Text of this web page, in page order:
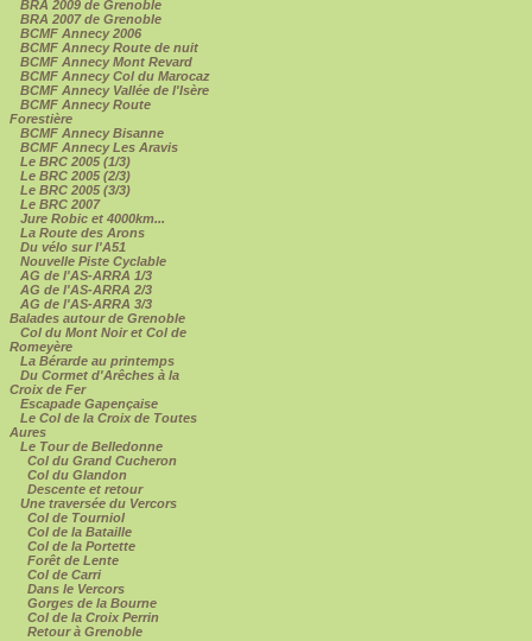
BRA 2009 de Grenoble
BRA 2007 de Grenoble
BCMF Annecy 2006
BCMF Annecy Route de nuit
BCMF Annecy Mont Revard
BCMF Annecy Col du Marocaz
BCMF Annecy Vallée de l'Isère
BCMF Annecy Route
Forestière
BCMF Annecy Bisanne
BCMF Annecy Les Aravis
Le BRC 2005 (1/3)
Le BRC 2005 (2/3)
Le BRC 2005 (3/3)
Le BRC 2007
Jure Robic et 4000km...
La Route des Arons
Du vélo sur l'A51
Nouvelle Piste Cyclable
AG de l'AS-ARRA 1/3
AG de l'AS-ARRA 2/3
AG de l'AS-ARRA 3/3
Balades autour de Grenoble
Col du Mont Noir et Col de
Romeyère
La Bérarde au printemps
Du Cormet d'Arêches à la
Croix de Fer
Escapade Gapençaise
Le Col de la Croix de Toutes
Aures
Le Tour de Belledonne
Col du Grand Cucheron
Col du Glandon
Descente et retour
Une traversée du Vercors
Col de Tourniol
Col de la Bataille
Col de la Portette
Forêt de Lente
Col de Carri
Dans le Vercors
Gorges de la Bourne
Col de la Croix Perrin
Retour à Grenoble